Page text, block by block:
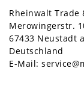
Rheinwalt Trade
Merowingerstr.
67433 Neustadt
Deutschland
E-Mail: